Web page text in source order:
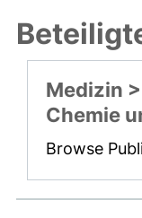
Medizin
Chemie
Browse